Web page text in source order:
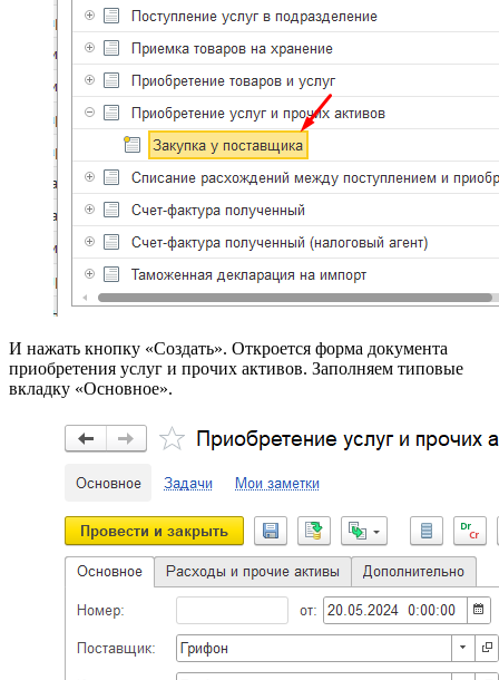
И нажать кнопку «Создать». Откроется форма документа
приобретения услуг и прочих активов. Заполняем типовые
вкладку «Основное».